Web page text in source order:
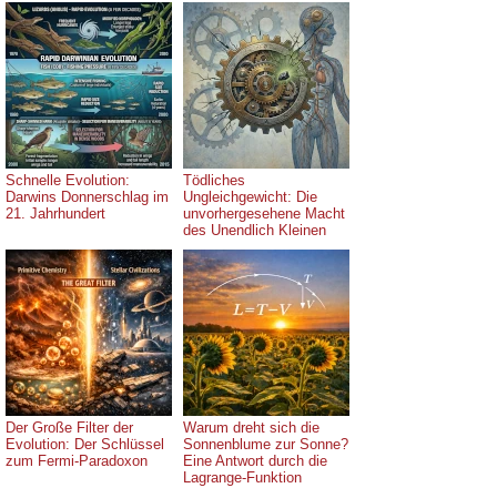
Schnelle Evolution:
Darwins Donnerschlag im
21. Jahrhundert
Tödliches
Ungleichgewicht: Die
unvorhergesehene Macht
des Unendlich Kleinen
Der Große Filter der
Evolution: Der Schlüssel
zum Fermi-Paradoxon
Warum dreht sich die
Sonnenblume zur Sonne?
Eine Antwort durch die
Lagrange-Funktion